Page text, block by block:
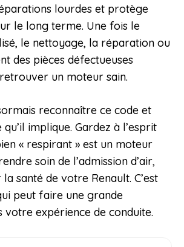
lourdes et protège
le long terme. Une fois le
le nettoyage, la réparation ou
des pièces défectueuses
un moteur sain.
reconnaître ce code et
implique. Gardez à l’esprit
« respirant » est un moteur
soin de l’admission d’air,
santé de votre Renault. C’est
peut faire une grande
votre expérience de conduite.